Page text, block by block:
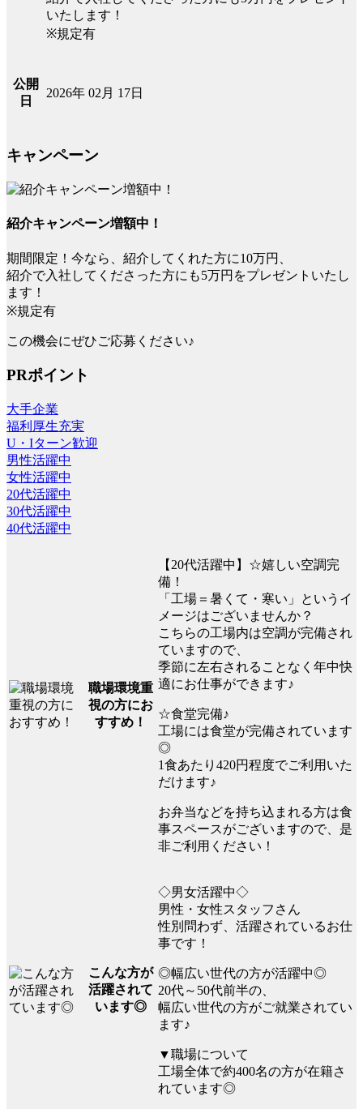
いたします！
※規定有
公開
日
2026年 02月 17日
キャンペーン
紹介キャンペーン増額中！
期間限定！今なら、紹介してくれた方に10万円、
紹介で入社してくださった方にも5万円をプレゼントいたし
ます！
※規定有
この機会にぜひご応募ください♪
PRポイント
大手企業
福利厚生充実
U・Iターン歓迎
男性活躍中
女性活躍中
20代活躍中
30代活躍中
40代活躍中
職場環境重
視の方にお
すすめ！
【20代活躍中】☆嬉しい空調完
備！
「工場＝暑くて・寒い」というイ
メージはございませんか？
こちらの工場内は空調が完備され
ていますので、
季節に左右されることなく年中快
適にお仕事ができます♪
☆食堂完備♪
工場には食堂が完備されています
◎
1食あたり420円程度でご利用いた
だけます♪
お弁当などを持ち込まれる方は食
事スペースがございますので、是
非ご利用ください！
こんな方が
活躍されて
います◎
◇男女活躍中◇
男性・女性スタッフさん
性別問わず、活躍されているお仕
事です！
◎幅広い世代の方が活躍中◎
20代～50代前半の、
幅広い世代の方がご就業されてい
ます♪
▼職場について
工場全体で約400名の方が在籍さ
れています◎